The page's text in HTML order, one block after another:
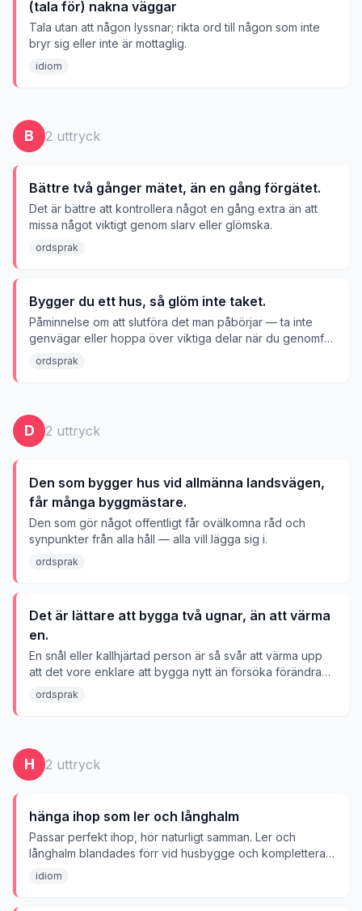
(tala för) nakna väggar
Tala utan att någon lyssnar; rikta ord till någon som inte
bryr sig eller inte är mottaglig.
idiom
B 2 uttryck
Bättre två gånger mätet, än en gång förgätet.
Det är bättre att kontrollera något en gång extra än att
missa något viktigt genom slarv eller glömska.
ordsprak
Bygger du ett hus, så glöm inte taket.
Påminnelse om att slutföra det man påbörjar — ta inte
genvägar eller hoppa över viktiga delar när du genomför
något.
ordsprak
D 2 uttryck
Den som bygger hus vid allmänna landsvägen,
får många byggmästare.
Den som gör något offentligt får ovälkomna råd och
synpunkter från alla håll — alla vill lägga sig i.
ordsprak
Det är lättare att bygga två ugnar, än att värma
en.
En snål eller kallhjärtad person är så svår att värma upp
att det vore enklare att bygga nytt än försöka förändra
dem.
ordsprak
H 2 uttryck
hänga ihop som ler och långhalm
Passar perfekt ihop, hör naturligt samman. Ler och
långhalm blandades förr vid husbygge och kompletterar
varandra ypperligt.
idiom